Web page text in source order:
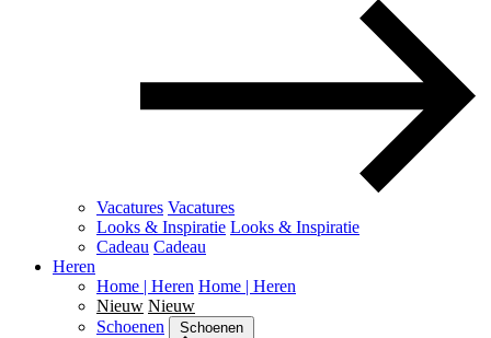
Vacatures Vacatures
Looks & Inspiratie Looks & Inspiratie
Cadeau Cadeau
Heren
Home | Heren Home | Heren
Nieuw Nieuw
Schoenen
Schoenen